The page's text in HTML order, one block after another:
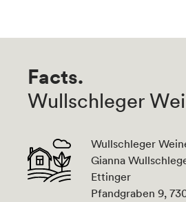
Facts.
Wullschleger
Wullschleger
Gianna
Ettinger
Pfandgraben 9,